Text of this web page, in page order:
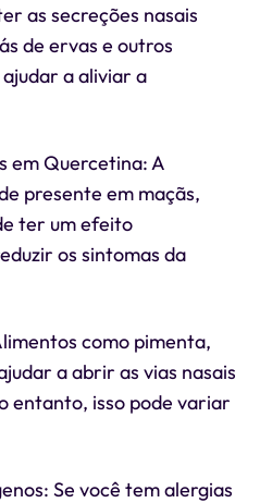
as secreções nasais
de ervas e outros
a aliviar a
em Quercetina: A
presente em maçãs,
ter um efeito
os sintomas da
como pimenta,
a abrir as vias nasais
entanto, isso pode variar
Se você tem alergias